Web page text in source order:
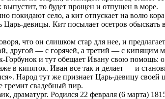
выпустит, то будет прощен и отпущен в море.
покидают село, а кит отпускает на волю
девицы. Кит посылает осетров обыскать
что он слишком стар для нее, и
другой — с горячей, а третий — с кипящим
Горбунок и тут обещает Ивану свою помощь:
в кипяток. Иван все так и делает — и
Народ тут же признает Царь-девицу своей
гремит свадебный пир.
Родился 22 февраля (6 марта)